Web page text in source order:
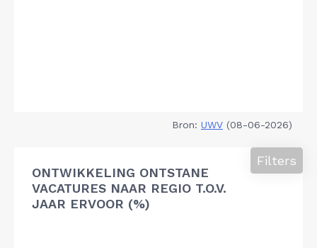
Bron: UWV (08-06-2026)
ONTWIKKELING ONTSTANE
VACATURES NAAR REGIO T.O.V.
JAAR ERVOOR (%)
Filters